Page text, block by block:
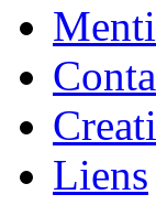
Liens